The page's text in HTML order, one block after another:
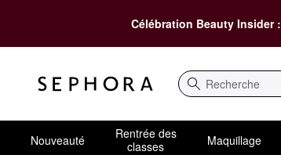
Célébration Beauty Insider :
Recherche
Nouveauté
Rentrée des
classes
Maquillage